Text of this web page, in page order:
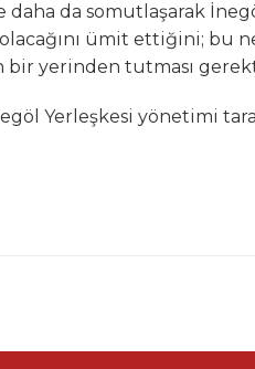
da somutlaşarak
ümit ettiğini; bu
bir yerinden tutması
Yerleşkesi yönetimi